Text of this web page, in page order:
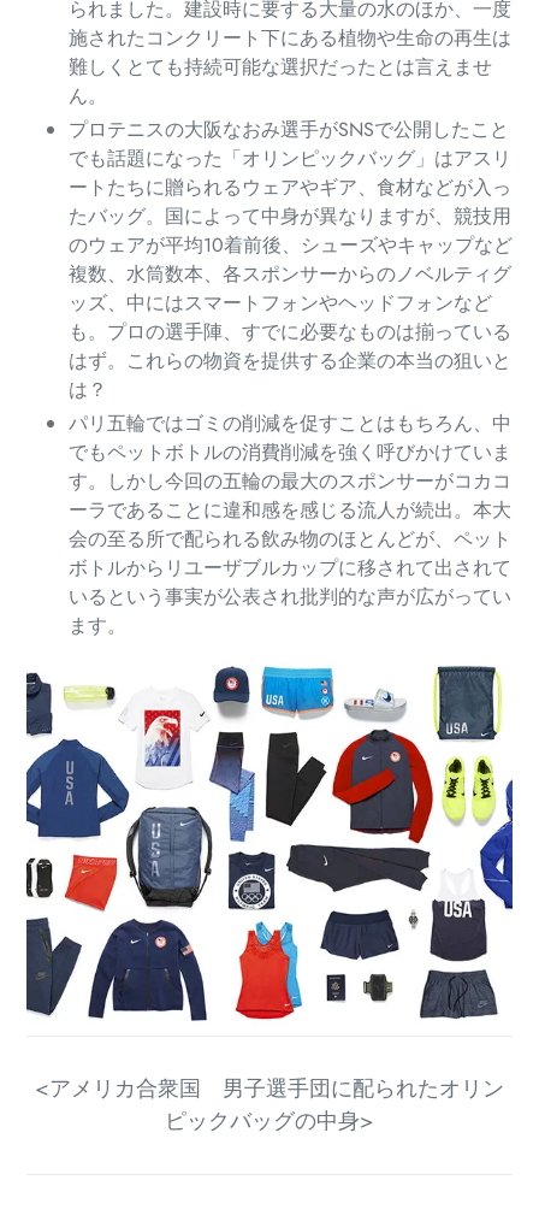
られました。建設時に要する大量の水のほか、一度
施されたコンクリート下にある植物や生命の再生は
難しくとても持続可能な選択だったとは言えませ
ん。
プロテニスの大阪なおみ選手がSNSで公開したこと
でも話題になった「オリンピックバッグ」はアスリ
ートたちに贈られるウェアやギア、食材などが入っ
たバッグ。国によって中身が異なりますが、競技用
のウェアが平均10着前後、シューズやキャップなど
複数、水筒数本、各スポンサーからのノベルティグ
ッズ、中にはスマートフォンやヘッドフォンなど
も。プロの選手陣、すでに必要なものは揃っている
はず。これらの物資を提供する企業の本当の狙いと
は？
パリ五輪ではゴミの削減を促すことはもちろん、中
でもペットボトルの消費削減を強く呼びかけていま
す。しかし今回の五輪の最大のスポンサーがコカコ
ーラであることに違和感を感じる流人が続出。本大
会の至る所で配られる飲み物のほとんどが、ペット
ボトルからリユーザブルカップに移されて出されて
いるという事実が公表され批判的な声が広がってい
ます。
<アメリカ合衆国 男子選手団に配られたオリン
ピックバッグの中身>